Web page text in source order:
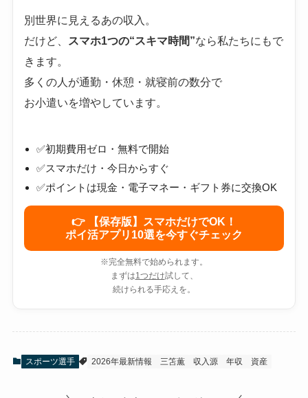
別世界に見えるあの収入。
だけど、
スマホ1つの“スキマ時間”なら私たちにもで
きます。
多くの人が通勤・休憩・就寝前の数分で
お小遣いを増やしています。
✅初期費用ゼロ・無料で開始
✅スマホだけ・今日からすぐ
✅ポイントは現金・電子マネー・ギフト券に交換OK
👉 【保存版】スマホだけでOK！
ポイ活アプリ10選を今すぐチェック
※完全無料で始められます。
まずは1つだけ試して、
続けられる手応えを。
スポーツ選手 2026年最新情報 三笘薫 収入源 年収 資産